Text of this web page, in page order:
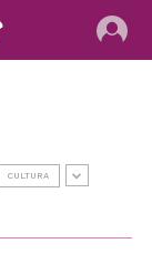
CULTURA